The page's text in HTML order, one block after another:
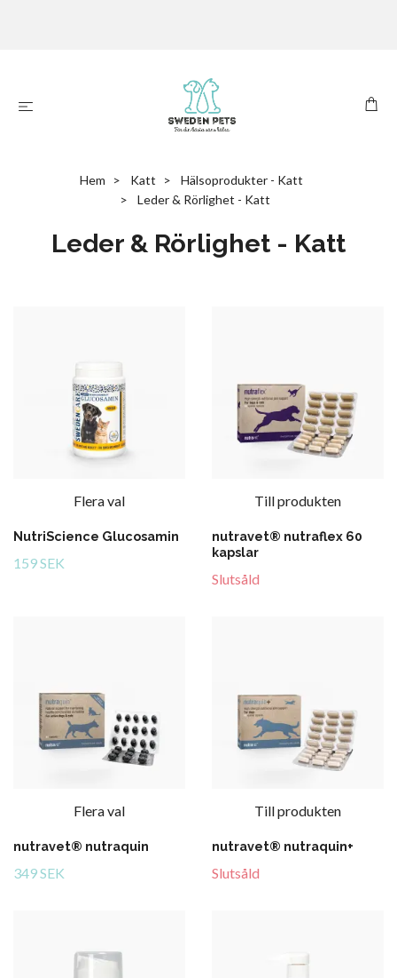
Hem Katt
Hälsoprodukter - Katt
Leder & Rörlighet - Katt
Leder & Rörlighet - Katt
Flera val
NutriScience Glucosamin
159 SEK
Till produkten
nutravet® nutraflex 60
kapslar
Slutsåld
Flera val
nutravet® nutraquin
349 SEK
Till produkten
nutravet® nutraquin+
Slutsåld